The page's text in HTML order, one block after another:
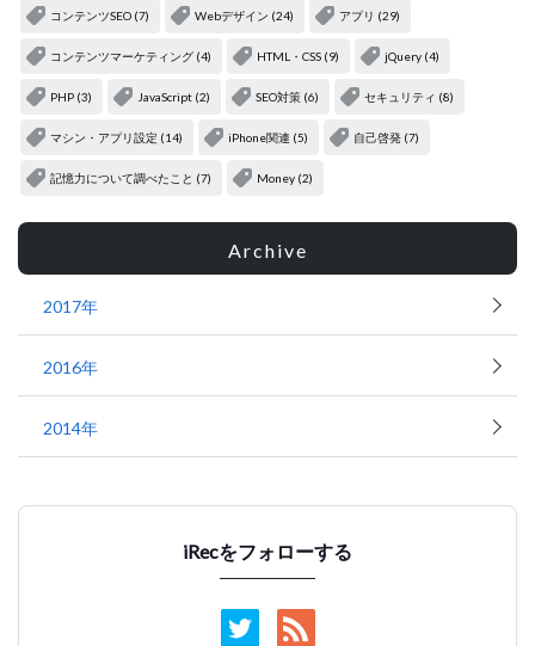
コンテンツSEO (7) Webデザイン (24) アプリ (29)
コンテンツマーケティング (4) HTML・CSS (9) jQuery (4)
PHP (3) JavaScript (2) SEO対策 (6) セキュリティ (8)
マシン・アプリ設定 (14) iPhone関連 (5) 自己啓発 (7)
記憶力について調べたこと (7) Money (2)
Archive
2017年
2016年
2014年
iRecをフォローする